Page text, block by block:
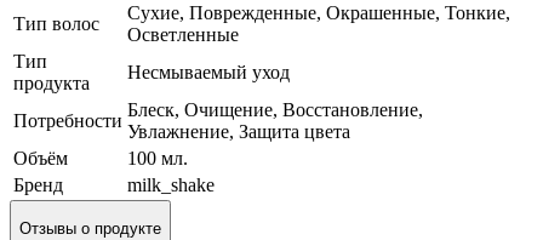
Тип волос
Сухие, Поврежденные, Окрашенные, Тонкие,
Осветленные
Тип
продукта
Несмываемый уход
Потребности
Блеск, Очищение, Восстановление,
Увлажнение, Защита цвета
Объём
100 мл.
Бренд
milk_shake
Отзывы о продукте